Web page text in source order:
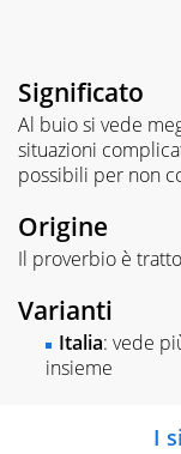
Significato
Al buio si vede
situazioni
possibili per non
Origine
Il proverbio è
Varianti
Italia: vede
insieme
I